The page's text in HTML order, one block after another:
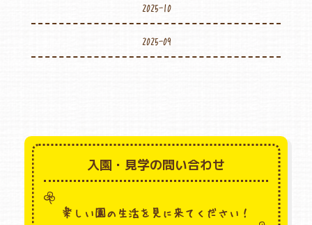
2025-10
2025-09
入園・見学の問い合わせ
楽しい園の生活を見に来てください！